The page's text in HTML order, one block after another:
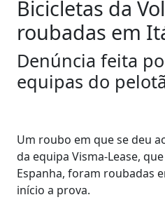
Bicicletas da
roubadas em
Denúncia feita
equipas do
Um roubo em que se deu
da equipa Visma-Lease,
Espanha, foram roubadas
início a prova.